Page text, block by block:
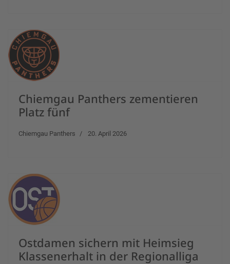
Chiemgau Panthers zementieren
Platz fünf
Chiemgau Panthers 20. April 2026
Ostdamen sichern mit Heimsieg
Klassenerhalt in der Regionalliga